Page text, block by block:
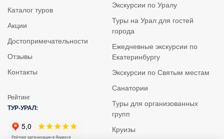
Каталог туров
Акции
Достопримечательности
Отзывы
Контакты
Рейтинг
ТУР-УРАЛ:
Экскурсии по Уралу
Туры на Урал для гостей
города
Ежедневные экскурсии по
Екатеринбургу
Экскурсии по Святым местам
Санатории
Туры для организованных
групп
Круизы